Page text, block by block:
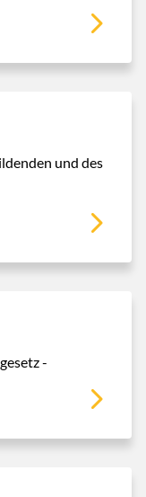
und des
-